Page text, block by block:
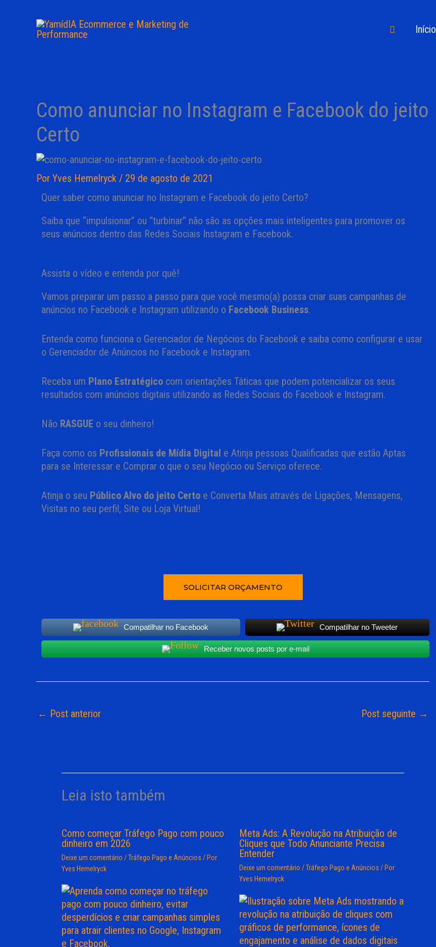
PesquisarInício
Como anunciar no Instagram e Facebook do jeito
Certo
Por Yves Hemelryck / 29 de agosto de 2021
Quer saber como anunciar no Instagram e Facebook do jeito Certo?
Saiba que “impulsionar” ou “turbinar” não são as opções mais inteligentes para promover os
seus anúncios dentro das Redes Sociais Instagram e Facebook.
Assista o vídeo e entenda por quê!
Vamos preparar um passo a passo para que você mesmo(a) possa criar suas campanhas de
anúncios no Facebook e Instagram utilizando o Facebook Business.
Entenda como funciona o Gerenciador de Negócios do Facebook e saiba como configurar e usar
o Gerenciador de Anúncios no Facebook e Instagram.
Receba um Plano Estratégico com orientações Táticas que podem potencializar os seus
resultados com anúncios digitais utilizando as Redes Sociais do Facebook e Instagram.
Não RASGUE o seu dinheiro!
Faça como os Profissionais de Mídia Digital e Atinja pessoas Qualificadas que estão Aptas
para se Interessar e Comprar o que o seu Negócio ou Serviço oferece.
Atinja o seu Público Alvo do jeito Certo e Converta Mais através de Ligações, Mensagens,
Visitas no seu perfil, Site ou Loja Virtual!
SOLICITAR ORÇAMENTO
Compatilhar no Facebook Compatilhar no Tweeter
Receber novos posts por e-mail
← Post anterior Post seguinte →
Leia isto também
Como começar Tráfego Pago com pouco
dinheiro em 2026
Deixe um comentário /Tráfego Pago e Anúncios / Por
Yves Hemelryck
Meta Ads: A Revolução na Atribuição de
Cliques que Todo Anunciante Precisa
Entender
Deixe um comentário /Tráfego Pago e Anúncios / Por
Yves Hemelryck